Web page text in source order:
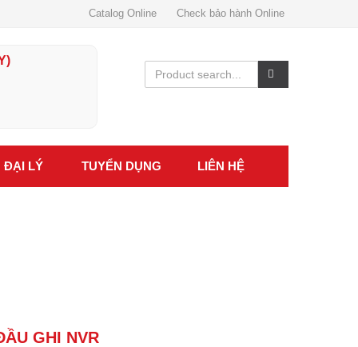
Catalog Online Check bảo hành Online
ĐẠI LÝ TUYỂN DỤNG LIÊN HỆ
GHI NVR